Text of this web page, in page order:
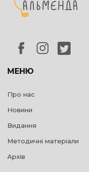
МЕНЮ
Про нас
Новини
Видання
Методичні матеріали
Архів